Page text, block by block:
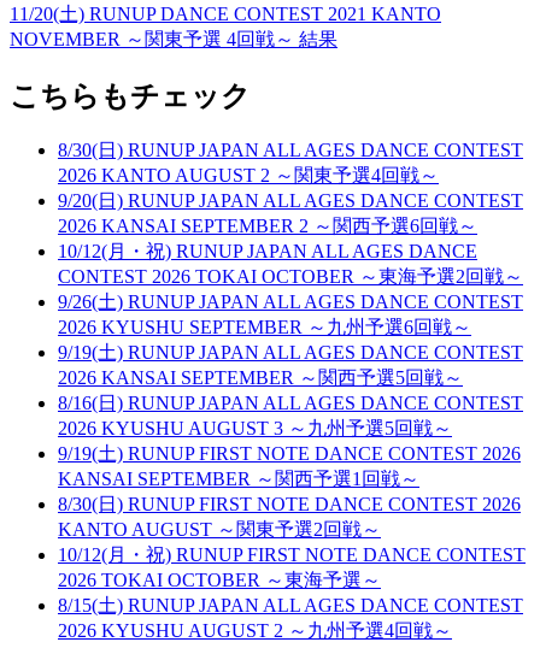
11/20(土) RUNUP DANCE CONTEST 2021 KANTO
NOVEMBER ～関東予選 4回戦～ 結果
こちらもチェック
8/30(日) RUNUP JAPAN ALL AGES DANCE CONTEST
2026 KANTO AUGUST 2 ～関東予選4回戦～
9/20(日) RUNUP JAPAN ALL AGES DANCE CONTEST
2026 KANSAI SEPTEMBER 2 ～関西予選6回戦～
10/12(月・祝) RUNUP JAPAN ALL AGES DANCE
CONTEST 2026 TOKAI OCTOBER ～東海予選2回戦～
9/26(土) RUNUP JAPAN ALL AGES DANCE CONTEST
2026 KYUSHU SEPTEMBER ～九州予選6回戦～
9/19(土) RUNUP JAPAN ALL AGES DANCE CONTEST
2026 KANSAI SEPTEMBER ～関西予選5回戦～
8/16(日) RUNUP JAPAN ALL AGES DANCE CONTEST
2026 KYUSHU AUGUST 3 ～九州予選5回戦～
9/19(土) RUNUP FIRST NOTE DANCE CONTEST 2026
KANSAI SEPTEMBER ～関西予選1回戦～
8/30(日) RUNUP FIRST NOTE DANCE CONTEST 2026
KANTO AUGUST ～関東予選2回戦～
10/12(月・祝) RUNUP FIRST NOTE DANCE CONTEST
2026 TOKAI OCTOBER ～東海予選～
8/15(土) RUNUP JAPAN ALL AGES DANCE CONTEST
2026 KYUSHU AUGUST 2 ～九州予選4回戦～